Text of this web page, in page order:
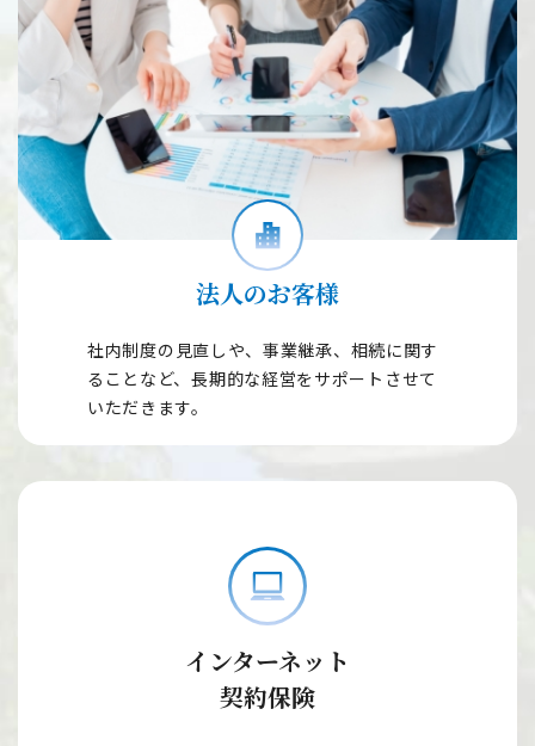
法人のお客様
社内制度の見直しや、事業継承、相続に関す
ることなど、長期的な経営をサポートさせて
いただきます。
インターネット
契約保険